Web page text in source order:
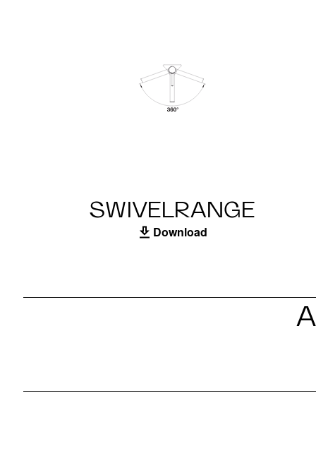
SWIVELRANGE
Download